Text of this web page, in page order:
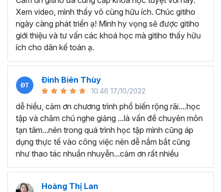
Học nhanh nhưng nhớ lâu bởi luôn có các bài tập
thực hành kèm với lý thuyết.
Các video bài giảng được xây dựng dựa trên các
chủ đề cụ thể, đồng thời chú trọng tối đa đến tính
ứng dụng cao. Đặc biệt, bộ videocác thủ thuật
khác, phù hợp với tất cả mọi đối tượng muốn tỏa
sáng nơi công sở với thủ thuật Excel nâng cao thông
minh và tạo kết quả bất ngờ trong công việc.
Bạn sẽ tự tin xử lý được mọi việc trên các công cụ
Excel một cách chuyên nghiệp giúp đẩy nhân được
tiến độ công việc, nâng cao hiệu suất làm việc lên
tới 5 lần.
Đặc biệt khiđăng ký khóa học EXG02học viên sẽ có cơ
hội nhận ưu đãi sở hữu trọn đời chỉ với
Xem video, mình thấy vô cùng hữu ích. Chúc gitiho
ngày càng phát triển ạ! Mình hy vọng sẽ được gitiho
giới thiệu và tư vấn các khoá học mà gitiho thấy hữu
ích cho dân kế toán ạ.
Đinh Biên Thùy
10:46 17/10/2022
dễ hiểu, cảm ơn chương trình phổ biến rộng rãi....học
tập và chăm chú nghe giảng ...là vấn đề chuyên môn
tạn tâm...nên trong quá trình học tập mình cũng áp
dụng thực tế vào công việc nên dễ nắm bắt cũng
như thao tác nhuần nhuyễn...cảm ơn rất nhiều
Hoàng Thị Lan